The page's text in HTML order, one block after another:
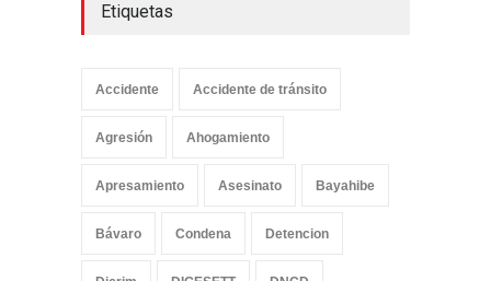
Etiquetas
Accidente Accidente de tránsito
Agresión Ahogamiento
Apresamiento Asesinato Bayahibe
Bávaro Condena Detencion